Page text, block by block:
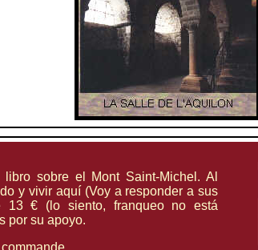
sobre el Mont Saint-Michel. Al
y vivir aquí (Voy a responder a sus
13 € (lo siento, franqueo no está
por su apoyo.